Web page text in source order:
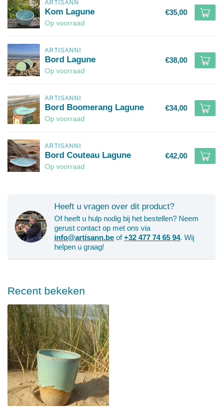
ARTISANN
Kom Lagune
Op voorraad
€35,00
ARTISANNI
Bord Lagune
Op voorraad
€38,00
ARTISANNI
Bord Boomerang Lagune
Op voorraad
€34,00
ARTISANNI
Bord Couteau Lagune
Op voorraad
€42,00
Heeft u vragen over dit product?
Of heeft u hulp nodig bij het bestellen? Neem
gerust contact op met ons via
info@artisann.be of+32 477 74 65 94. Wij
helpen u graag!
Recent bekeken